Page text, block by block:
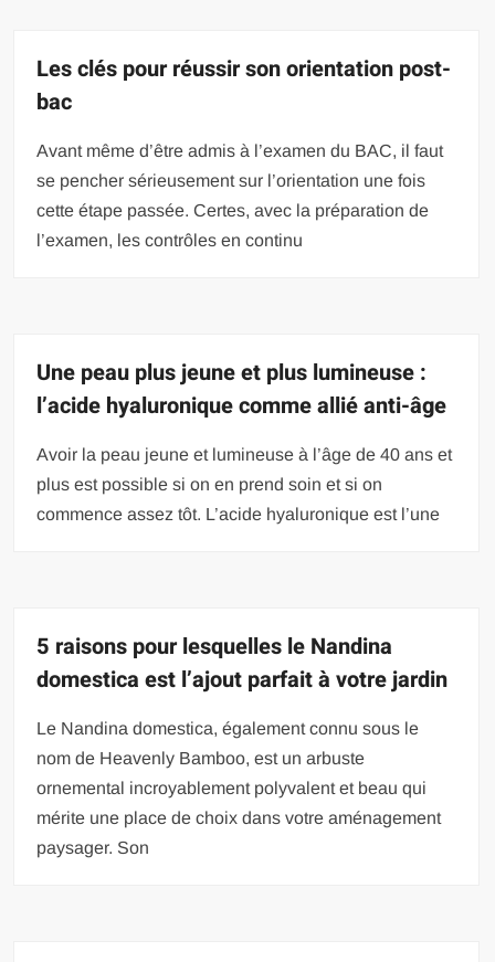
Les clés pour réussir son orientation post-
bac
Avant même d’être admis à l’examen du BAC, il faut
se pencher sérieusement sur l’orientation une fois
cette étape passée. Certes, avec la préparation de
l’examen, les contrôles en continu
Une peau plus jeune et plus lumineuse :
l’acide hyaluronique comme allié anti-âge
Avoir la peau jeune et lumineuse à l’âge de 40 ans et
plus est possible si on en prend soin et si on
commence assez tôt. L’acide hyaluronique est l’une
5 raisons pour lesquelles le Nandina
domestica est l’ajout parfait à votre jardin
Le Nandina domestica, également connu sous le
nom de Heavenly Bamboo, est un arbuste
ornemental incroyablement polyvalent et beau qui
mérite une place de choix dans votre aménagement
paysager. Son